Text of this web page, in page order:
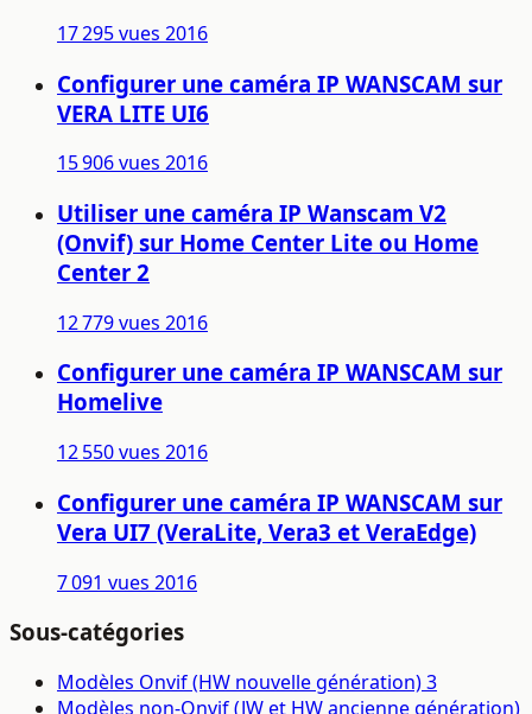
17 295 vues 2016
Configurer une caméra IP WANSCAM sur
VERA LITE UI6
15 906 vues 2016
Utiliser une caméra IP Wanscam V2
(Onvif) sur Home Center Lite ou Home
Center 2
12 779 vues 2016
Configurer une caméra IP WANSCAM sur
Homelive
12 550 vues 2016
Configurer une caméra IP WANSCAM sur
Vera UI7 (VeraLite, Vera3 et VeraEdge)
7 091 vues 2016
Sous-catégories
Modèles Onvif (HW nouvelle génération)3
Modèles non-Onvif (JW et HW ancienne génération)